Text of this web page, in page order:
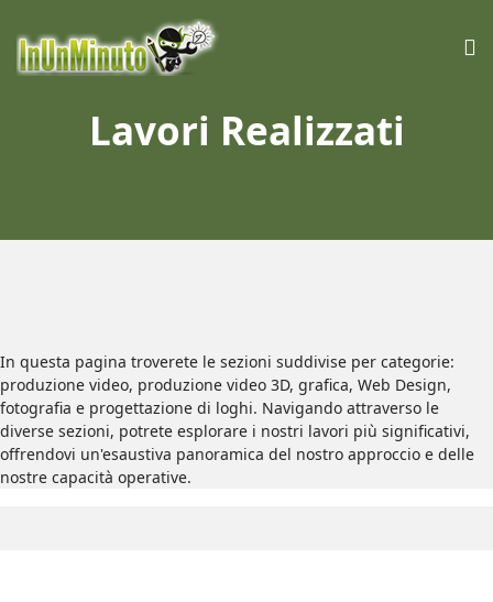
Lavori Realizzati
In questa pagina troverete le sezioni suddivise per categorie:
produzione video, produzione video 3D, grafica, Web Design,
fotografia e progettazione di loghi. Navigando attraverso le
diverse sezioni, potrete esplorare i nostri lavori più significativi,
offrendovi un'esaustiva panoramica del nostro approccio e delle
nostre capacità operative.